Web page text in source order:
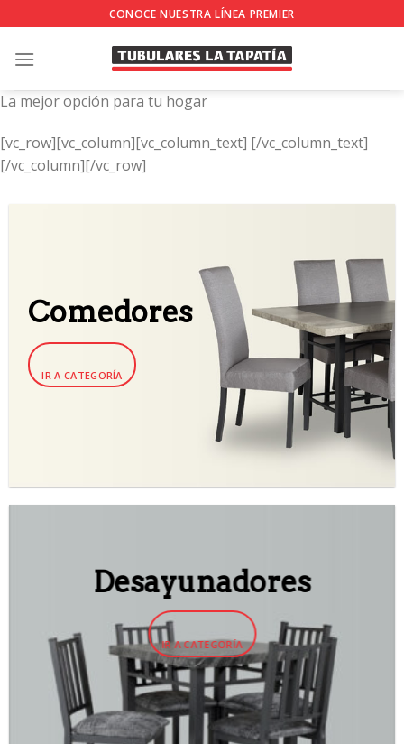
to
content
CONOCE NUESTRA LÍNEA PREMIER
La mejor opción para tu hogar
[vc_row][vc_column][vc_column_text] [/vc_column_text]
[/vc_column][/vc_row]
Comedores
IR A CATEGORÍA
Desayunadores
IR A CATEGORÍA